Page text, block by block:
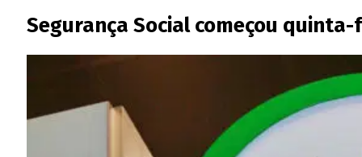
Segurança Social começou